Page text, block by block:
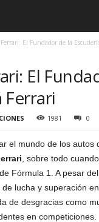
El Fundador de la
El
Ferrari
1981 0
el mundo de los autos
, sobre todo
Fórmula 1. A pesar
lucha y superación
de desgracias como
en competiciones.